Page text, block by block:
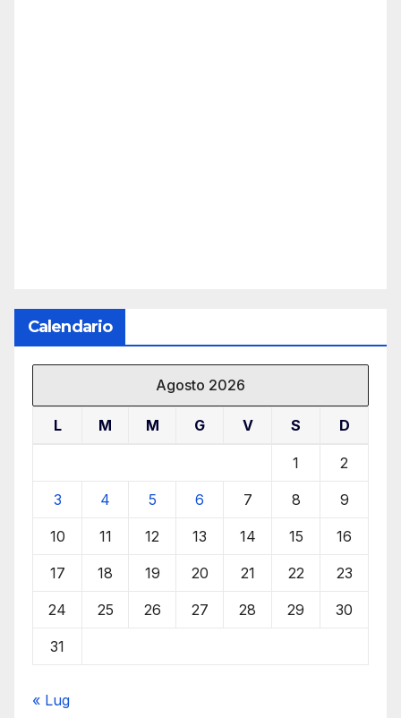
Calendario
Agosto 2026
L M M G V S D
1 2
3 4 5 6 7 8 9
10 11 12 13 14 15 16
17 18 19 20 21 22 23
24 25 26 27 28 29 30
31
« Lug